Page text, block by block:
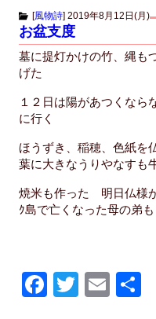
c
e
b
o
o
k
tt
er
ail
[風物詩] 2019年8月12日(月)
お盆支度
墓に提灯かけの竹、縄も
げた
１２日は陽があつくな
に行く
ほうずき、稲穂、色紙
葉に大きなうりやなすも
焼米も作った 明日仏様
ｸ島で亡くなった母の弟も
F
T
E